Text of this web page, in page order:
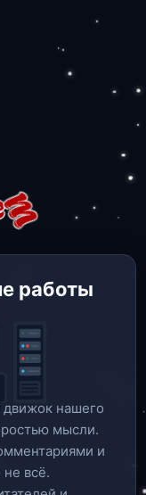
работы
нашего
мысли.
и
всё.